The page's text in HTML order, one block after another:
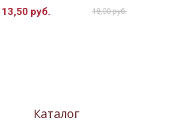
13,50 руб. 18,00 руб.
Каталог